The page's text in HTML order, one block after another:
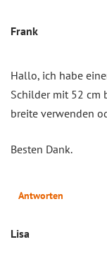
Frank
Hallo, ich habe
Schilder mit 52 cm
breite verwenden
Besten Dank.
Antworten
Lisa